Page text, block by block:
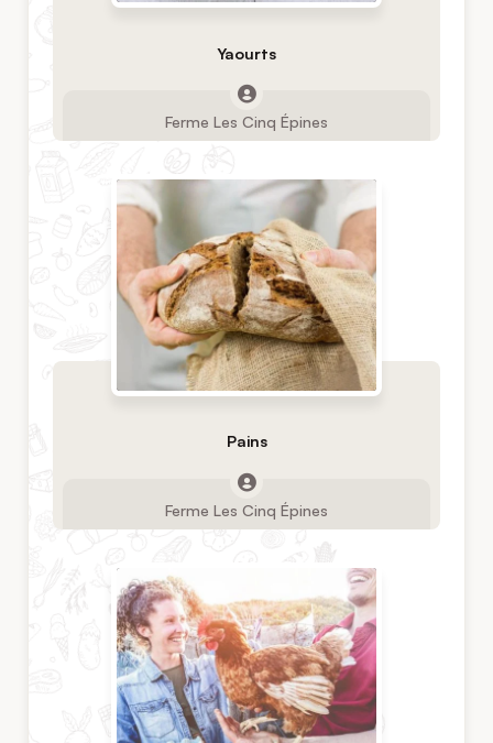
Yaourts
Ferme Les Cinq Épines
Pains
Ferme Les Cinq Épines